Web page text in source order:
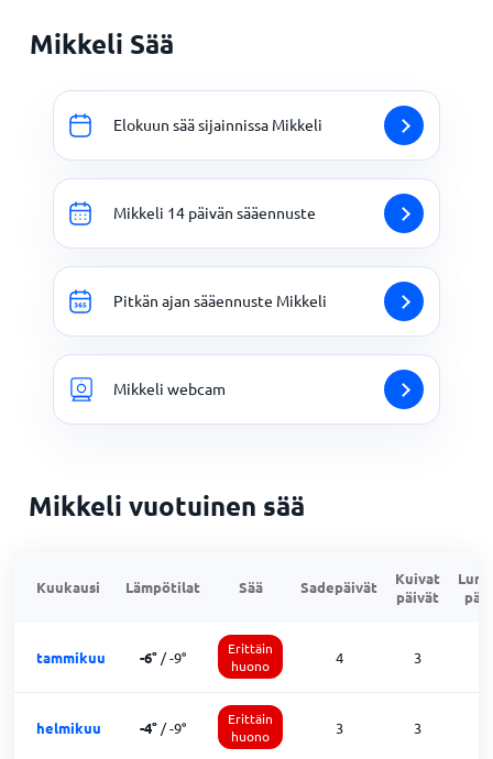
Mikkeli Sää
Elokuun sää sijainnissa Mikkeli
Mikkeli 14 päivän sääennuste
Pitkän ajan sääennuste Mikkeli
Mikkeli webcam
Mikkeli vuotuinen sää
Kuukausi Lämpötilat Sää Sadepäivät
Kuivat
päivät
tammikuu -6° /-9°
Erittäin
huono
4 3
helmikuu -4° /-9°
Erittäin
huono
3 3